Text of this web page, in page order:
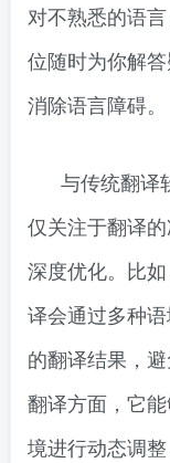
对不熟悉的语
位随时为你解
消除语言障碍。
与传统翻译
仅关注于翻译
深度优化。比
译会通过多种
的翻译结果，
翻译方面，它
境进行动态调